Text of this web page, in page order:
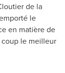
de la
le
en matière de
le meilleur